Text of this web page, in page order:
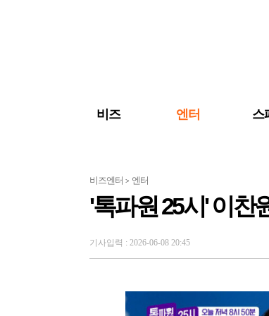
비즈 엔터 스
비즈엔터 > 엔터
'톡파원 25시' 이찬
기사입력 : 2026-06-08 20:45